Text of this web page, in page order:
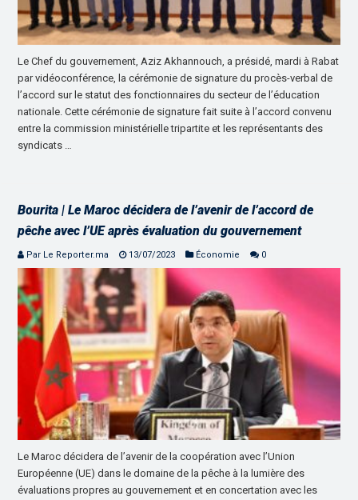
Le Chef du gouvernement, Aziz Akhannouch, a présidé, mardi à Rabat
par vidéoconférence, la cérémonie de signature du procès-verbal de
l’accord sur le statut des fonctionnaires du secteur de l’éducation
nationale. Cette cérémonie de signature fait suite à l’accord convenu
entre la commission ministérielle tripartite et les représentants des
syndicats …
Bourita | Le Maroc décidera de l’avenir de l’accord de
pêche avec l’UE après évaluation du gouvernement
Par Le Reporter.ma 13/07/2023 Économie 0
Le Maroc décidera de l’avenir de la coopération avec l’Union
Européenne (UE) dans le domaine de la pêche à la lumière des
évaluations propres au gouvernement et en concertation avec les